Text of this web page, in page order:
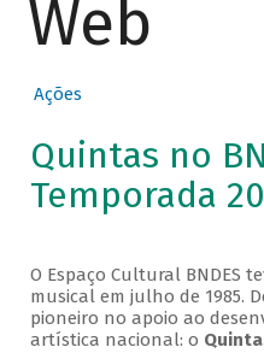
Web
Ações
Quintas no
Temporada
O Espaço Cultural BNDES
musical em julho de 1985.
pioneiro no apoio ao
artística nacional: o